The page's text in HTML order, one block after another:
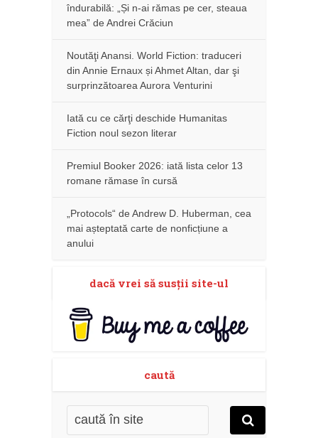
îndurabilă: „Și n-ai rămas pe cer, steaua
mea” de Andrei Crăciun
Noutăţi Anansi. World Fiction: traduceri
din Annie Ernaux și Ahmet Altan, dar şi
surprinzătoarea Aurora Venturini
Iată cu ce cărţi deschide Humanitas
Fiction noul sezon literar
Premiul Booker 2026: iată lista celor 13
romane rămase în cursă
„Protocols“ de Andrew D. Huberman, cea
mai așteptată carte de nonficțiune a
anului
dacă vrei să susţii site-ul
caută